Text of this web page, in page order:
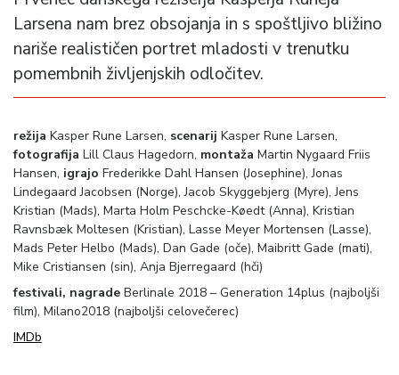
Larsena nam brez obsojanja in s spoštljivo bližino
nariše realističen portret mladosti v trenutku
pomembnih življenjskih odločitev.
režija Kasper Rune Larsen, scenarij Kasper Rune Larsen,
fotografija Lill Claus Hagedorn, montaža Martin Nygaard Friis
Hansen, igrajo Frederikke Dahl Hansen (Josephine), Jonas
Lindegaard Jacobsen (Norge), Jacob Skyggebjerg (Myre), Jens
Kristian (Mads), Marta Holm Peschcke-Køedt (Anna), Kristian
Ravnsbæk Moltesen (Kristian), Lasse Meyer Mortensen (Lasse),
Mads Peter Helbo (Mads), Dan Gade (oče), Maibritt Gade (mati),
Mike Cristiansen (sin), Anja Bjerregaard (hči)
festivali, nagrade Berlinale 2018 – Generation 14plus (najboljši
film), Milano2018 (najboljši celovečerec)
IMDb